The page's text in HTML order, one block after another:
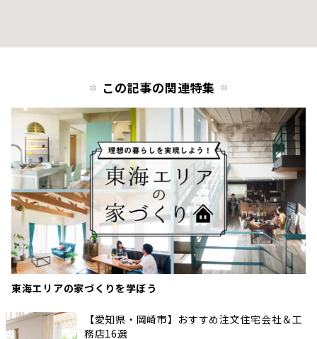
この記事の関連特集
東海エリアの家づくりを学ぼう
【愛知県・岡崎市】おすすめ注文住宅会社＆工
務店16選